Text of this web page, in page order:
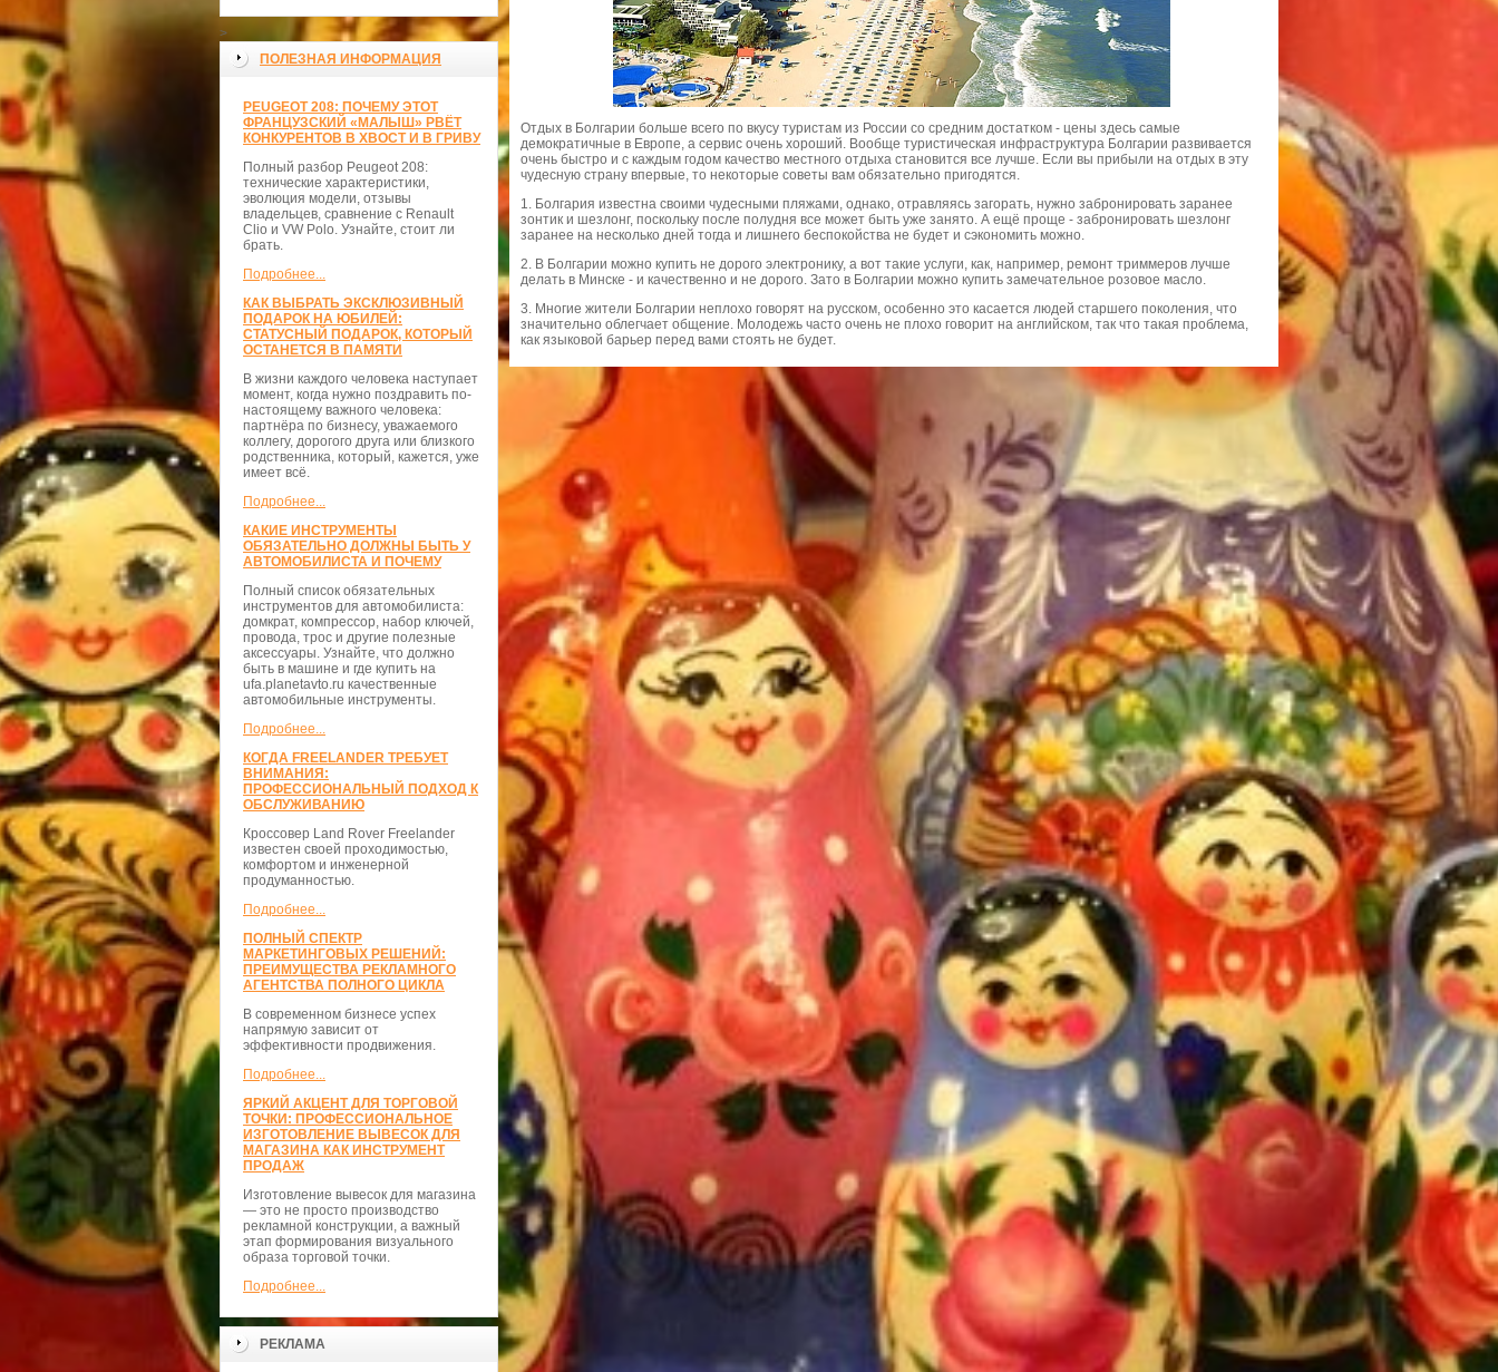
>
ПОЛЕЗНАЯ ИНФОРМАЦИЯ
PEUGEOT 208: ПОЧЕМУ ЭТОТ
ФРАНЦУЗСКИЙ «МАЛЫШ» РВЁТ
КОНКУРЕНТОВ В ХВОСТ И В ГРИВУ
Полный разбор Peugeot 208:
технические характеристики,
эволюция модели, отзывы
владельцев, сравнение с Renault
Clio и VW Polo. Узнайте, стоит ли
брать.
Подробнее...
КАК ВЫБРАТЬ ЭКСКЛЮЗИВНЫЙ
ПОДАРОК НА ЮБИЛЕЙ:
СТАТУСНЫЙ ПОДАРОК, КОТОРЫЙ
ОСТАНЕТСЯ В ПАМЯТИ
В жизни каждого человека наступает
момент, когда нужно поздравить по-
настоящему важного человека:
партнёра по бизнесу, уважаемого
коллегу, дорогого друга или близкого
родственника, который, кажется, уже
имеет всё.
Подробнее...
КАКИЕ ИНСТРУМЕНТЫ
ОБЯЗАТЕЛЬНО ДОЛЖНЫ БЫТЬ У
АВТОМОБИЛИСТА И ПОЧЕМУ
Полный список обязательных
инструментов для автомобилиста:
домкрат, компрессор, набор ключей,
провода, трос и другие полезные
аксессуары. Узнайте, что должно
быть в машине и где купить на
ufa.planetavto.ru качественные
автомобильные инструменты.
Подробнее...
КОГДА FREELANDER ТРЕБУЕТ
ВНИМАНИЯ:
ПРОФЕССИОНАЛЬНЫЙ ПОДХОД К
ОБСЛУЖИВАНИЮ
Кроссовер Land Rover Freelander
известен своей проходимостью,
комфортом и инженерной
продуманностью.
Подробнее...
ПОЛНЫЙ СПЕКТР
МАРКЕТИНГОВЫХ РЕШЕНИЙ:
ПРЕИМУЩЕСТВА РЕКЛАМНОГО
АГЕНТСТВА ПОЛНОГО ЦИКЛА
В современном бизнесе успех
напрямую зависит от
эффективности продвижения.
Подробнее...
ЯРКИЙ АКЦЕНТ ДЛЯ ТОРГОВОЙ
ТОЧКИ: ПРОФЕССИОНАЛЬНОЕ
ИЗГОТОВЛЕНИЕ ВЫВЕСОК ДЛЯ
МАГАЗИНА КАК ИНСТРУМЕНТ
ПРОДАЖ
Изготовление вывесок для магазина
— это не просто производство
рекламной конструкции, а важный
этап формирования визуального
образа торговой точки.
Подробнее...
РЕКЛАМА
Отдых в Болгарии больше всего по вкусу туристам из России со средним достатком - цены здесь самые
демократичные в Европе, а сервис очень хороший. Вообще туристическая инфраструктура Болгарии развивается
очень быстро и с каждым годом качество местного отдыха становится все лучше. Если вы прибыли на отдых в эту
чудесную страну впервые, то некоторые советы вам обязательно пригодятся.
1. Болгария известна своими чудесными пляжами, однако, отравляясь загорать, нужно забронировать заранее
зонтик и шезлонг, поскольку после полудня все может быть уже занято. А ещё проще - забронировать шезлонг
заранее на несколько дней тогда и лишнего беспокойства не будет и сэкономить можно.
2. В Болгарии можно купить не дорого электронику, а вот такие услуги, как, например, ремонт триммеров лучше
делать в Минске - и качественно и не дорого. Зато в Болгарии можно купить замечательное розовое масло.
3. Многие жители Болгарии неплохо говорят на русском, особенно это касается людей старшего поколения, что
значительно облегчает общение. Молодежь часто очень не плохо говорит на английском, так что такая проблема,
как языковой барьер перед вами стоять не будет.